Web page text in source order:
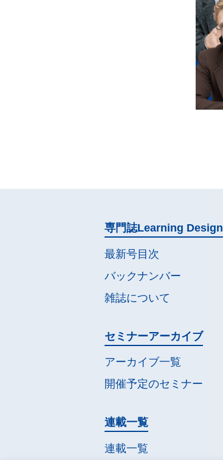
専門誌Learning Design
最新号目次
バックナンバー
雑誌について
セミナーアーカイブ
アーカイブ一覧
開催予定のセミナー
連載一覧
連載一覧